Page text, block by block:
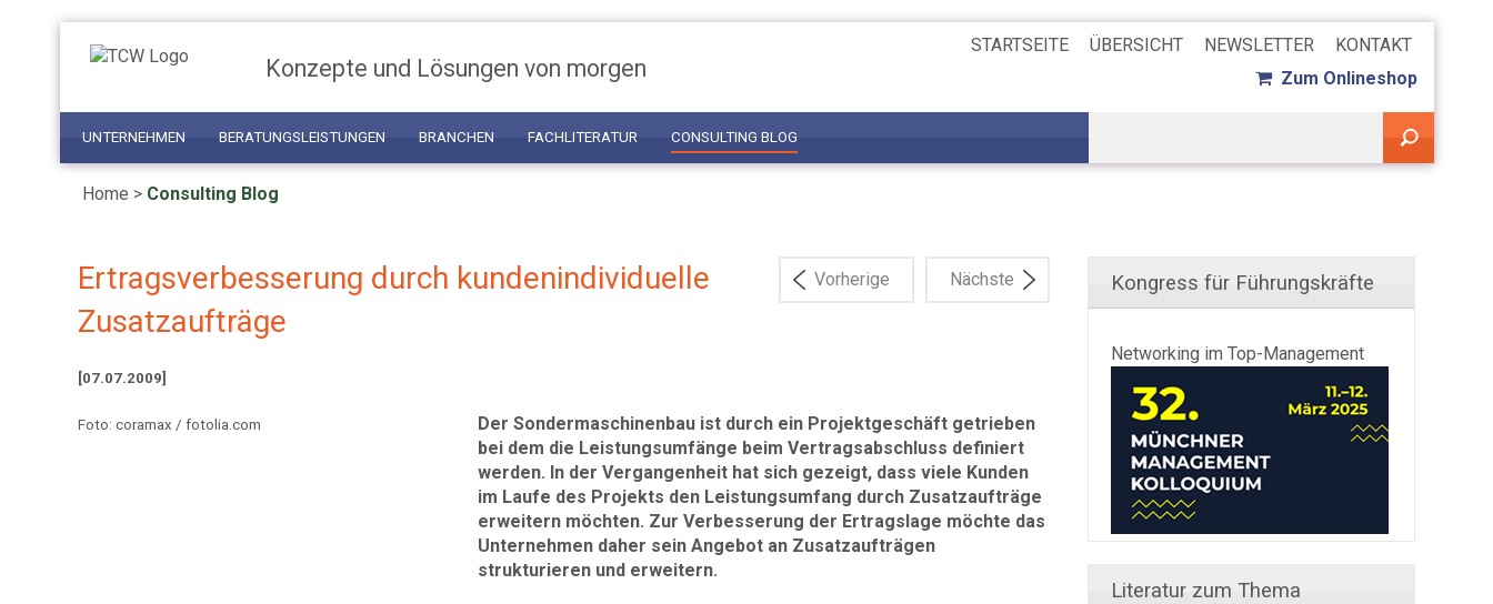
UNTERNEHMEN BERATUNGSLEISTUNGEN BRANCHEN FACHLITERATUR CONSULTING BLOG
Konzepte und Lösungen von morgen
STARTSEITE ÜBERSICHT NEWSLETTER
KONTAKT
Zum Onlineshop
Home > Consulting Blog
Vorherige Nächste
Ertragsverbesserung durch kundenindividuelle
Zusatzaufträge
[07.07.2009]
Foto: coramax / fotolia.com
Der Sondermaschinenbau ist durch ein Projektgeschäft getrieben
bei dem die Leistungsumfänge beim Vertragsabschluss definiert
werden. In der Vergangenheit hat sich gezeigt, dass viele Kunden
im Laufe des Projekts den Leistungsumfang durch Zusatzaufträge
erweitern möchten. Zur Verbesserung der Ertragslage möchte das
Unternehmen daher sein Angebot an Zusatzaufträgen
strukturieren und erweitern.
Kongress für Führungskräfte
Networking im Top-Management
Literatur zum Thema